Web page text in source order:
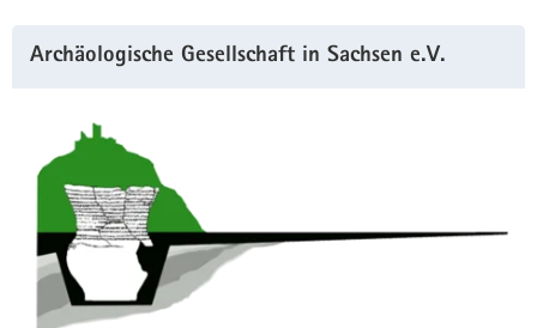
Archäologische Gesellschaft in Sachsen e.V.